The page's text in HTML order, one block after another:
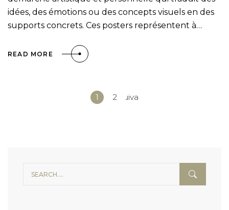
idées, des émotions ou des concepts visuels en des
supports concrets. Ces posters représentent à…
READ MORE
1 2 Suivant »